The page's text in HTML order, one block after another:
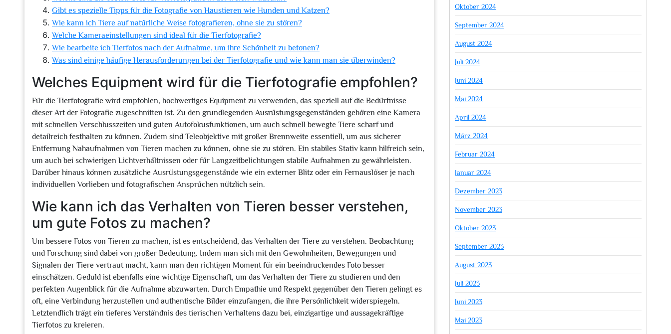
Gibt es spezielle Tipps für die Fotografie von Haustieren wie Hunden und Katzen?
Wie kann ich Tiere auf natürliche Weise fotografieren, ohne sie zu stören?
Welche Kameraeinstellungen sind ideal für die Tierfotografie?
Wie bearbeite ich Tierfotos nach der Aufnahme, um ihre Schönheit zu betonen?
Was sind einige häufige Herausforderungen bei der Tierfotografie und wie kann man sie überwinden?
Welches Equipment wird für die Tierfotografie empfohlen?
Für die Tierfotografie wird empfohlen, hochwertiges Equipment zu verwenden, das speziell auf die Bedürfnisse
dieser Art der Fotografie zugeschnitten ist. Zu den grundlegenden Ausrüstungsgegenständen gehören eine Kamera
mit schnellen Verschlusszeiten und guten Autofokusfunktionen, um auch schnell bewegte Tiere scharf und
detailreich festhalten zu können. Zudem sind Teleobjektive mit großer Brennweite essentiell, um aus sicherer
Entfernung Nahaufnahmen von Tieren machen zu können, ohne sie zu stören. Ein stabiles Stativ kann hilfreich sein,
um auch bei schwierigen Lichtverhältnissen oder für Langzeitbelichtungen stabile Aufnahmen zu gewährleisten.
Darüber hinaus können zusätzliche Ausrüstungsgegenstände wie ein externer Blitz oder ein Fernauslöser je nach
individuellen Vorlieben und fotografischen Ansprüchen nützlich sein.
Wie kann ich das Verhalten von Tieren besser verstehen,
um gute Fotos zu machen?
Um bessere Fotos von Tieren zu machen, ist es entscheidend, das Verhalten der Tiere zu verstehen. Beobachtung
und Forschung sind dabei von großer Bedeutung. Indem man sich mit den Gewohnheiten, Bewegungen und
Signalen der Tiere vertraut macht, kann man den richtigen Moment für ein beeindruckendes Foto besser
einschätzen. Geduld ist ebenfalls eine wichtige Eigenschaft, um das Verhalten der Tiere zu studieren und den
perfekten Augenblick für die Aufnahme abzuwarten. Durch Empathie und Respekt gegenüber den Tieren gelingt es
oft, eine Verbindung herzustellen und authentische Bilder einzufangen, die ihre Persönlichkeit widerspiegeln.
Letztendlich trägt ein tieferes Verständnis des tierischen Verhaltens dazu bei, einzigartige und aussagekräftige
Tierfotos zu kreieren.
Oktober 2024
September 2024
August 2024
Juli 2024
Juni 2024
Mai 2024
April 2024
März 2024
Februar 2024
Januar 2024
Dezember 2023
November 2023
Oktober 2023
September 2023
August 2023
Juli 2023
Juni 2023
Mai 2023